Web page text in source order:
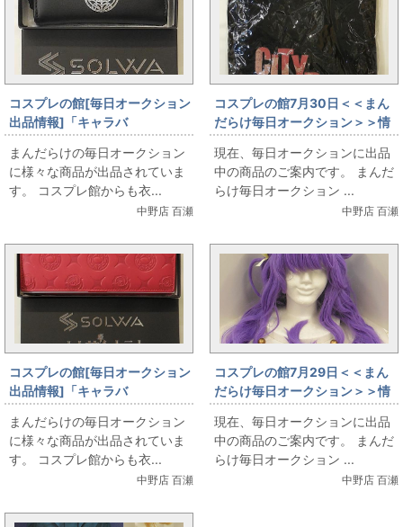
コスプレの館[毎日オークション
出品情報]「キャラバ
ン/SOLWA×少女革命ウテナ25
周年/本革財布/黒薔薇ver./ブラ
ック」を出品しています
まんだらけの毎日オークション
に様々な商品が出品されていま
す。 コスプレ館からも衣...
中野店 百瀬
コスプレの館7月30日＜＜まん
だらけ毎日オークション＞＞情
報です
現在、毎日オークションに出品
中の商品のご案内です。 まんだ
らけ毎日オークション ...
中野店 百瀬
コスプレの館[毎日オークション
出品情報]「キャラバ
ン/SOLWA×少女革命ウテナ25
周年/本革財布/天上ウテナ＆姫
宮アンシーver./レッド」を出品
しています
まんだらけの毎日オークション
に様々な商品が出品されていま
す。 コスプレ館からも衣...
中野店 百瀬
コスプレの館7月29日＜＜まん
だらけ毎日オークション＞＞情
報です
現在、毎日オークションに出品
中の商品のご案内です。 まんだ
らけ毎日オークション ...
中野店 百瀬